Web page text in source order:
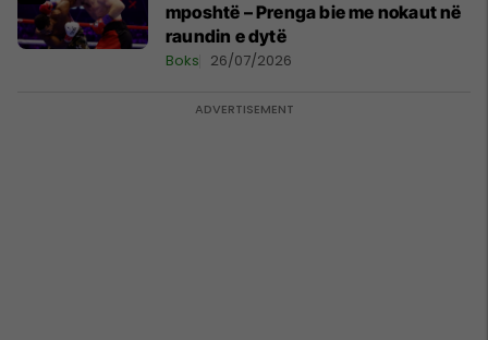
mposhtë – Prenga bie me nokaut në
raundin e dytë
Boks 26/07/2026